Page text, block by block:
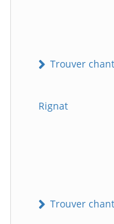
Trouver
Rignat
Trouver